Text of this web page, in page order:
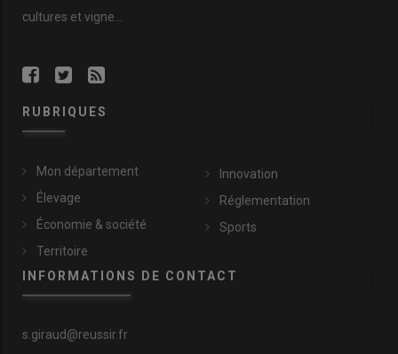
Ensemble, nous avançons pour
relever les défis futurs »
Stéphane Lescure
cultures et vigne...
RUBRIQUES
Mon département
Élevage
Économie & société
Territoire
Innovation
Réglementation
Sports
INFORMATIONS DE CONTACT
s.giraud@reussir.fr